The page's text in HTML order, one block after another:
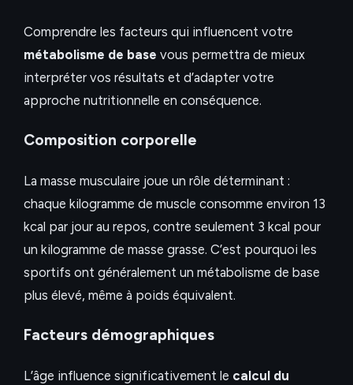
Comprendre les facteurs qui influencent votre
métabolisme de base vous permettra de mieux
interpréter vos résultats et d’adapter votre
approche nutritionnelle en conséquence.
Composition corporelle
La masse musculaire joue un rôle déterminant :
chaque kilogramme de muscle consomme environ 13
kcal par jour au repos, contre seulement 3 kcal pour
un kilogramme de masse grasse. C’est pourquoi les
sportifs ont généralement un métabolisme de base
plus élevé, même à poids équivalent.
Facteurs démographiques
L’âge influence significativement le calcul du